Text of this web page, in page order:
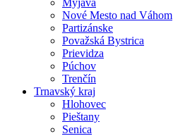
Myjava
Nové Mesto nad Váhom
Partizánske
Považská Bystrica
Prievidza
Púchov
Trenčín
Trnavský kraj
Hlohovec
Pieštany
Senica